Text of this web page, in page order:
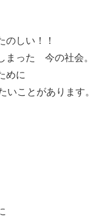
しい！！
まった 今の社会。
めに
ことがあります。